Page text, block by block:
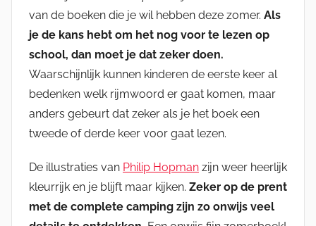
van de boeken die je wil hebben deze zomer. Als
je de kans hebt om het nog voor te lezen op
school, dan moet je dat zeker doen.
Waarschijnlijk kunnen kinderen de eerste keer al
bedenken welk rijmwoord er gaat komen, maar
anders gebeurt dat zeker als je het boek een
tweede of derde keer voor gaat lezen.
De illustraties van Philip Hopman zijn weer heerlijk
kleurrijk en je blijft maar kijken. Zeker op de prent
met de complete camping zijn zo onwijs veel